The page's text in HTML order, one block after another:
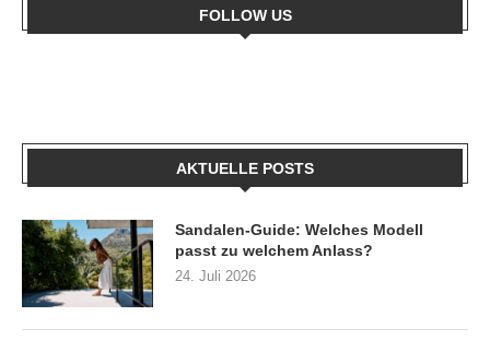
FOLLOW US
AKTUELLE POSTS
Sandalen-Guide: Welches Modell
passt zu welchem Anlass?
24. Juli 2026